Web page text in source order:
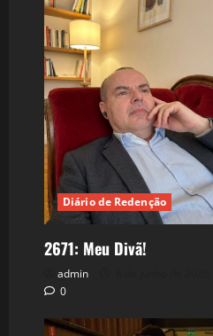
Diário de Redenção
2671: Meu Divã!
admin
0